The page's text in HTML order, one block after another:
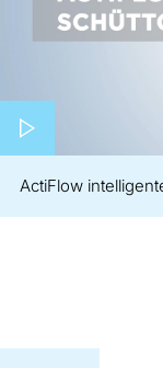
Play
ActiFlow